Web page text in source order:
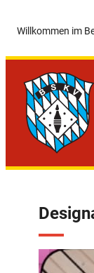
Inhalt
springen
Willkommen im